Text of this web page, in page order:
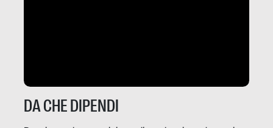
DA CHE DIPENDI